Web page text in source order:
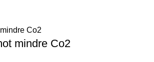
mindre Co2